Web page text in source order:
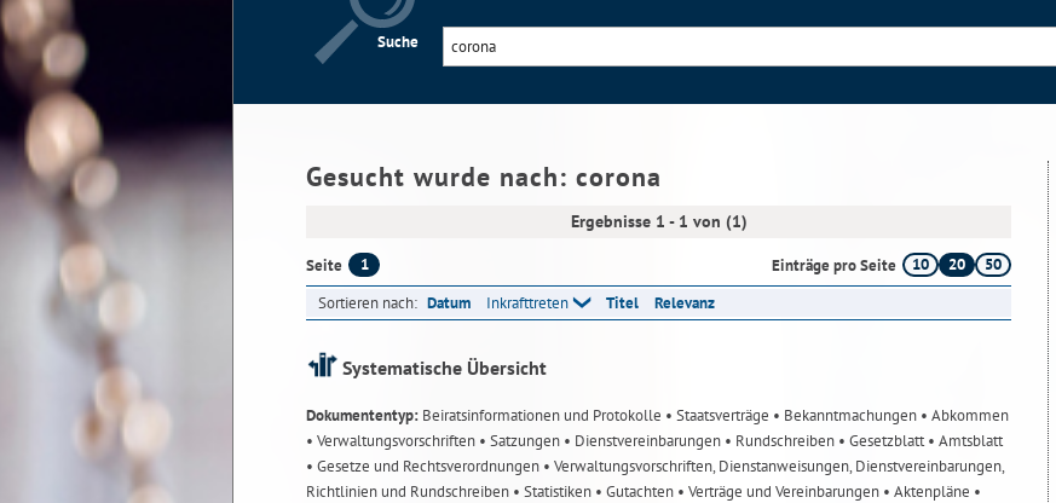
Suche
Gesucht wurde nach: corona
Ergebnisse 1 - 1 von (1)
Seite 1 Einträge pro Seite 10 20
50
Sortieren nach: Datum Inkrafttreten Titel Relevanz
Systematische Übersicht
Dokumententyp: Beiratsinformationen und Protokolle • Staatsverträge • Bekanntmachungen • Abkommen
• Verwaltungsvorschriften • Satzungen • Dienstvereinbarungen • Rundschreiben • Gesetzblatt• Amtsblatt
• Gesetze und Rechtsverordnungen • Verwaltungsvorschriften, Dienstanweisungen, Dienstvereinbarungen,
Richtlinien und Rundschreiben • Statistiken • Gutachten • Verträge und Vereinbarungen • Aktenpläne •